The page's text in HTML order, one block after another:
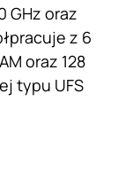
GHz oraz
z 6
oraz 128
typu UFS